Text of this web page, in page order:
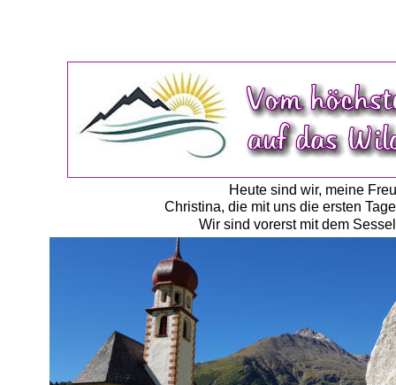
Heute sind wir, meine
Christina, die mit uns die ersten
Wir sind vorerst mit dem